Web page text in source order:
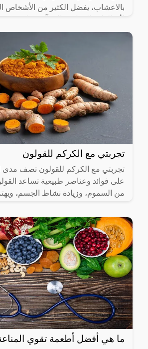
بالاعشاب، يفضل الكثير من الأشخاص
الكيميائية التي قد تسبب
تجربتي مع الكركم للقولون
تجربتي مع الكركم للقولون تصف مدى
على فوائد وعناصر طبيعية تساعد
من السموم، وزيادة نشاط الجسم،
ما هي أفضل أطعمة تقوي المناعة